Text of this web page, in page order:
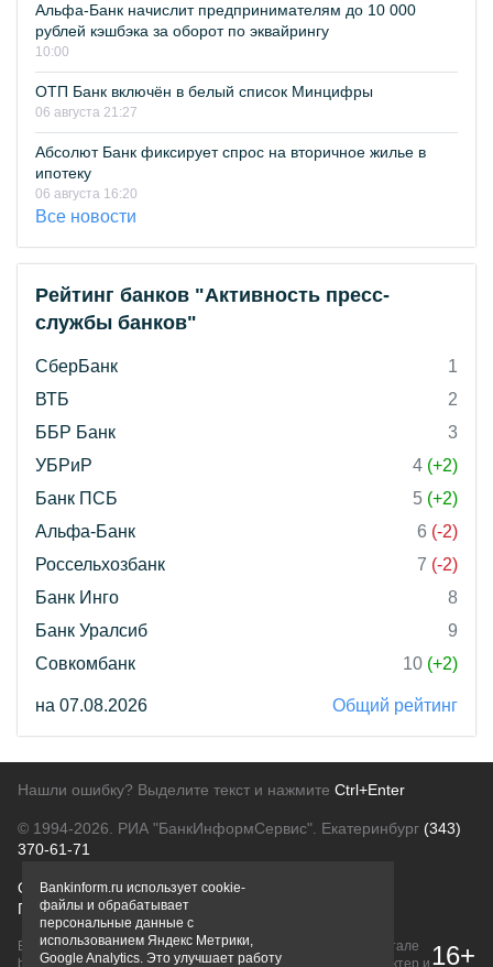
Альфа-Банк начислит предпринимателям до 10 000
рублей кэшбэка за оборот по эквайрингу
10:00
ОТП Банк включён в белый список Минцифры
06 августа 21:27
Абсолют Банк фиксирует спрос на вторичное жилье в
ипотеку
06 августа 16:20
Все новости
Рейтинг банков "Активность пресс-
службы банков"
СберБанк
1
ВТБ
2
ББР Банк
3
УБРиР
4 (+2)
Банк ПСБ
5 (+2)
Альфа-Банк
6 (-2)
Россельхозбанк
7 (-2)
Банк Инго
8
Банк Уралсиб
9
Совкомбанк
10 (+2)
на 07.08.2026 Общий рейтинг
Нашли ошибку? Выделите текст и нажмите Ctrl+Enter
© 1994-2026. РИА "БанкИнформСервис". Екатеринбург (343)
370-61-71
О проектеПолитика конфиденциальности
Правовая информацияДля рекламодателей
Вся информация о продуктах банков, размещенная на портале
bankinform.ru, носит исключительно ознакомительный характер и 16+
Bankinform.ru использует cookie-
файлы и обрабатывает
персональные данные с
использованием Яндекс Метрики,
Google Analytics. Это улучшает работу